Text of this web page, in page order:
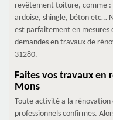
revêtement toiture, comme :
ardoise, shingle, béton etc…
est parfaitement en mesures
demandes en travaux de
31280.
Faites vos travaux
Mons
Toute activité a la rénovation
professionnels confirmes.